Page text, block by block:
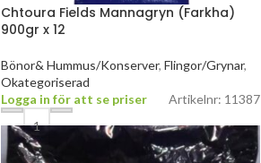
Chtoura Fields Mannagryn (Farkha)
900gr x 12
Bönor& Hummus/Konserver, Flingor/Grynar,
Okategoriserad
Logga in för att se priser
Artikelnr: 11387